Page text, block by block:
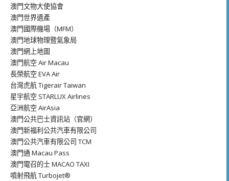
澳門文物大使協會
澳門世界遺產
澳門國際機場（MFM）
澳門地球物理暨氣象局
澳門網上地圖
澳門航空 Air Macau
長榮航空 EVA Air
台灣虎航 Tigerair Taiwan
星宇航空 STARLUX Airlines
亞洲航空 AirAsia
澳門公共巴士資訊站（官網）
澳門新福利公共汽車有限公司
澳門公共汽車有限公司 TCM
澳門通 Macau Pass
澳門電召的士 MACAO TAXI
噴射飛航 Turbojet®